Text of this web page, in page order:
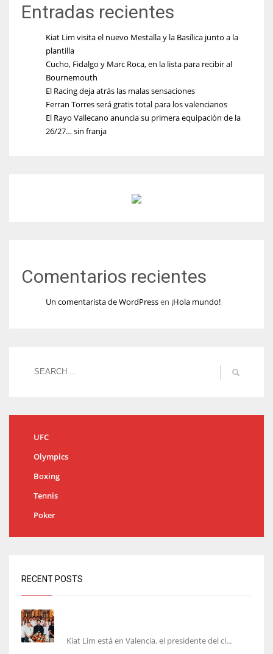
Entradas recientes
Kiat Lim visita el nuevo Mestalla y la Basílica junto a la
plantilla
Cucho, Fidalgo y Marc Roca, en la lista para recibir al
Bournemouth
El Racing deja atrás las malas sensaciones
Ferran Torres será gratis total para los valencianos
El Rayo Vallecano anuncia su primera equipación de la
26/27… sin franja
Comentarios recientes
Un comentarista de WordPressen ¡Hola mundo!
UFC
Olympics
Boxing
Tennis
Poker
RECENT POSTS
Kiat Lim está en Valencia. el presidente del cl...